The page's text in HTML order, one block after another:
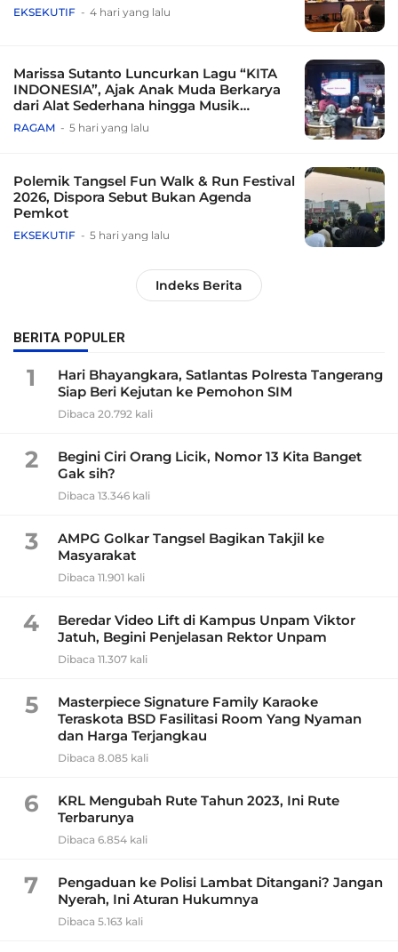
EKSEKUTIF 4 hari yang lalu
Marissa Sutanto Luncurkan Lagu “KITA
INDONESIA”, Ajak Anak Muda Berkarya
dari Alat Sederhana hingga Musik
Tradisional
RAGAM 5 hari yang lalu
Polemik Tangsel Fun Walk & Run Festival
2026, Dispora Sebut Bukan Agenda
Pemkot
EKSEKUTIF 5 hari yang lalu
Indeks Berita
BERITA POPULER
1
Hari Bhayangkara, Satlantas Polresta Tangerang
Siap Beri Kejutan ke Pemohon SIM
Dibaca 20.792 kali
2
Begini Ciri Orang Licik, Nomor 13 Kita Banget
Gak sih?
Dibaca 13.346 kali
3
AMPG Golkar Tangsel Bagikan Takjil ke
Masyarakat
Dibaca 11.901 kali
4
Beredar Video Lift di Kampus Unpam Viktor
Jatuh, Begini Penjelasan Rektor Unpam
Dibaca 11.307 kali
5
Masterpiece Signature Family Karaoke
Teraskota BSD Fasilitasi Room Yang Nyaman
dan Harga Terjangkau
Dibaca 8.085 kali
6
KRL Mengubah Rute Tahun 2023, Ini Rute
Terbarunya
Dibaca 6.854 kali
7
Pengaduan ke Polisi Lambat Ditangani? Jangan
Nyerah, Ini Aturan Hukumnya
Dibaca 5.163 kali